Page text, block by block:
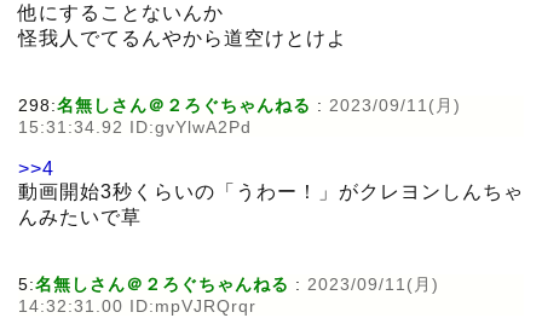
他にすることないんか
怪我人でてるんやから道空けとけよ
298:名無しさん＠２ろぐちゃんねる : 2023/09/11(月)
15:31:34.92 ID:gvYlwA2Pd
>>4
動画開始3秒くらいの「うわー！」がクレヨンしんちゃ
んみたいで草
5:名無しさん＠２ろぐちゃんねる : 2023/09/11(月)
14:32:31.00 ID:mpVJRQrqr